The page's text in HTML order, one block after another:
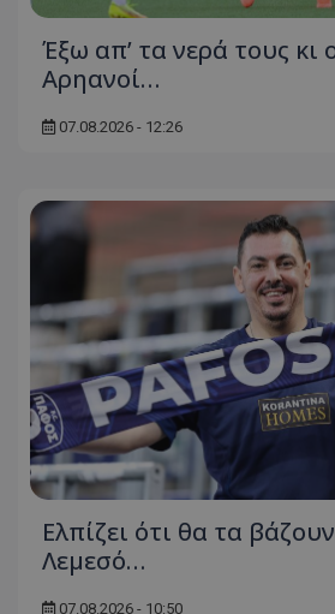
Έξω απ’ τα νερά τους κι
Αρηανοί…
07.08.2026 - 12:26
Ελπίζει ότι θα τα
Λεμεσό…
07.08.2026 - 10:50